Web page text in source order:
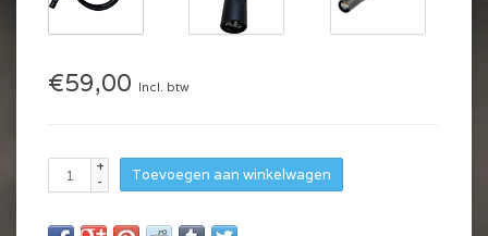
€59,00 Incl. btw
+
-
Toevoegen aan winkelwagen